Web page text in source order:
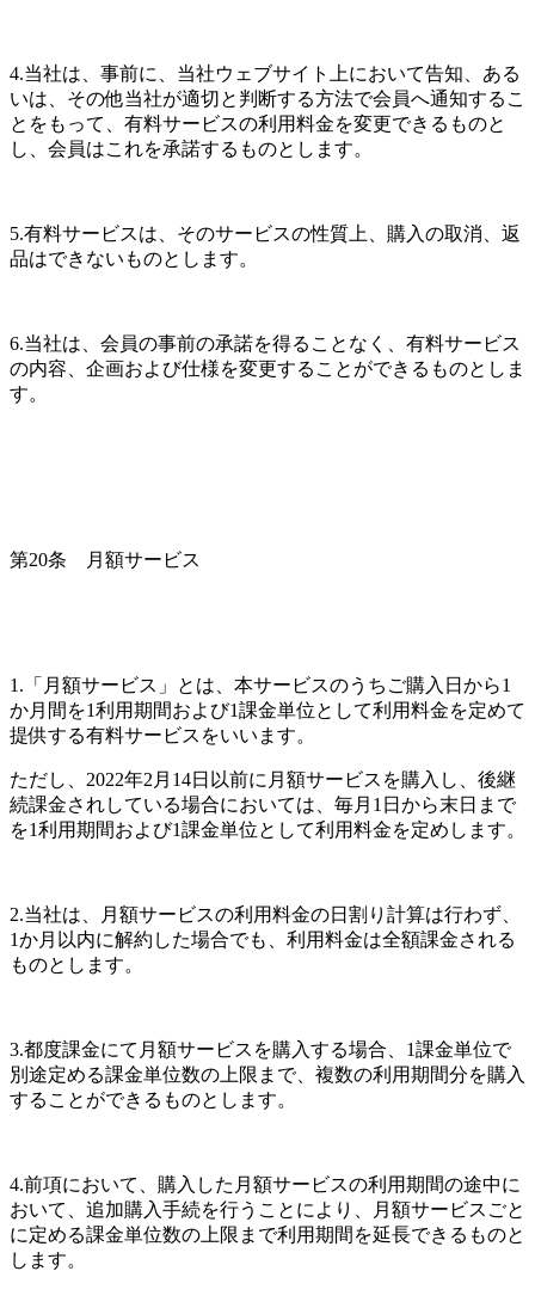
4.当社は、事前に、当社ウェブサイト上において告知、ある
いは、その他当社が適切と判断する方法で会員へ通知するこ
とをもって、有料サービスの利用料金を変更できるものと
し、会員はこれを承諾するものとします。
5.有料サービスは、そのサービスの性質上、購入の取消、返
品はできないものとします。
6.当社は、会員の事前の承諾を得ることなく、有料サービス
の内容、企画および仕様を変更することができるものとしま
す。
第20条　月額サービス
1.「月額サービス」とは、本サービスのうちご購入日から1
か月間を1利用期間および1課金単位として利用料金を定めて
提供する有料サービスをいいます。
ただし、2022年2月14日以前に月額サービスを購入し、後継
続課金されしている場合においては、毎月1日から末日まで
を1利用期間および1課金単位として利用料金を定めします。
2.当社は、月額サービスの利用料金の日割り計算は行わず、
1か月以内に解約した場合でも、利用料金は全額課金される
ものとします。
3.都度課金にて月額サービスを購入する場合、1課金単位で
別途定める課金単位数の上限まで、複数の利用期間分を購入
することができるものとします。
4.前項において、購入した月額サービスの利用期間の途中に
おいて、追加購入手続を行うことにより、月額サービスごと
に定める課金単位数の上限まで利用期間を延長できるものと
します。